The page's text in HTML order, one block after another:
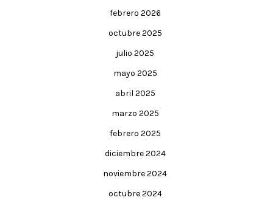
febrero 2026
octubre 2025
julio 2025
mayo 2025
abril 2025
marzo 2025
febrero 2025
diciembre 2024
noviembre 2024
octubre 2024